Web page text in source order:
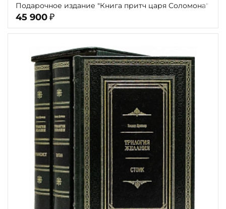
Подарочное издание "Книга притч царя Соломона"
45 900 ₽